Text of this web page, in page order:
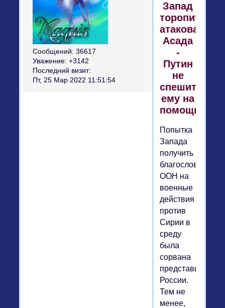
Сообщений: 36617
Уважение: +3142
Последний визит:
Пт, 25 Мар 2022 11:51:54
Запад
торопится
атаковать
Асада
-
Путин
не
спешит
ему на
помощь
Попытка
Запада
получить
благословение
ООН на
военные
действия
против
Сирии в
среду
была
сорвана
России.
Тем не
менее,